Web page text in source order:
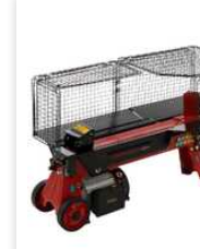
Solidur
Spice Electronics
Spiralmac
Spring Protezione
Spyro
Stanley